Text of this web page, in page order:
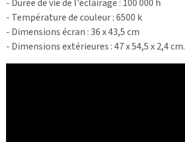
- Durée de vie de l'éclairage : 100 000 h
- Température de couleur : 6500 k
- Dimensions écran : 36 x 43,5 cm
- Dimensions extérieures : 47 x 54,5 x 2,4 cm.